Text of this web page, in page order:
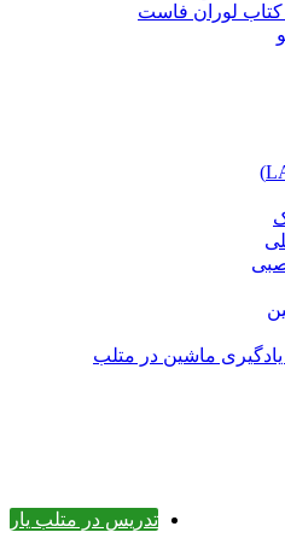
لوران فاست
ماشین در متلب
تدریس در متلب یار